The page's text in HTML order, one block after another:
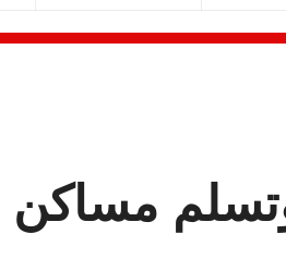
مساكن